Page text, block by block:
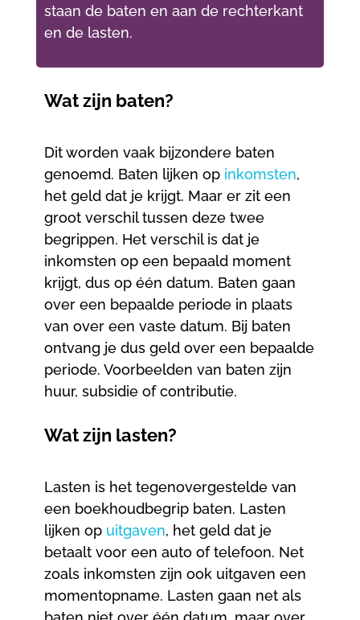
staan de baten en aan de rechterkant
en de lasten.
Wat zijn baten?
Dit worden vaak bijzondere baten
genoemd. Baten lijken op inkomsten,
het geld dat je krijgt. Maar er zit een
groot verschil tussen deze twee
begrippen. Het verschil is dat je
inkomsten op een bepaald moment
krijgt, dus op één datum. Baten gaan
over een bepaalde periode in plaats
van over een vaste datum. Bij baten
ontvang je dus geld over een bepaalde
periode. Voorbeelden van baten zijn
huur, subsidie of contributie.
Wat zijn lasten?
Lasten is het tegenovergestelde van
een boekhoudbegrip baten. Lasten
lijken op uitgaven, het geld dat je
betaalt voor een auto of telefoon. Net
zoals inkomsten zijn ook uitgaven een
momentopname. Lasten gaan net als